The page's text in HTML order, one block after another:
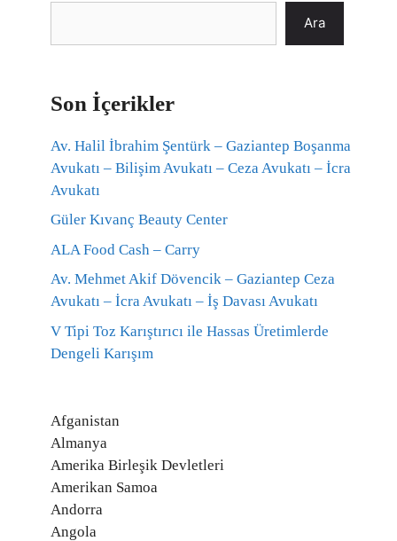
Ara
Son İçerikler
Av. Halil İbrahim Şentürk – Gaziantep Boşanma
Avukatı – Bilişim Avukatı – Ceza Avukatı – İcra
Avukatı
Güler Kıvanç Beauty Center
ALA Food Cash – Carry
Av. Mehmet Akif Dövencik – Gaziantep Ceza
Avukatı – İcra Avukatı – İş Davası Avukatı
V Tipi Toz Karıştırıcı ile Hassas Üretimlerde
Dengeli Karışım
Afganistan
Almanya
Amerika Birleşik Devletleri
Amerikan Samoa
Andorra
Angola